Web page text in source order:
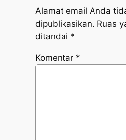
Alamat email Anda
dipublikasikan. Ruas
ditandai *
Komentar *